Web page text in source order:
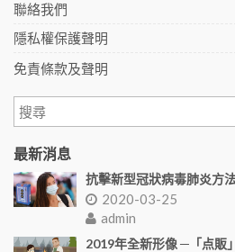
聯絡我們
隱私權保護聲明
免責條款及聲明
最新消息
抗擊新型冠狀病毒肺炎方
2020-03-25
admin
2019年全新形像 ─「点販